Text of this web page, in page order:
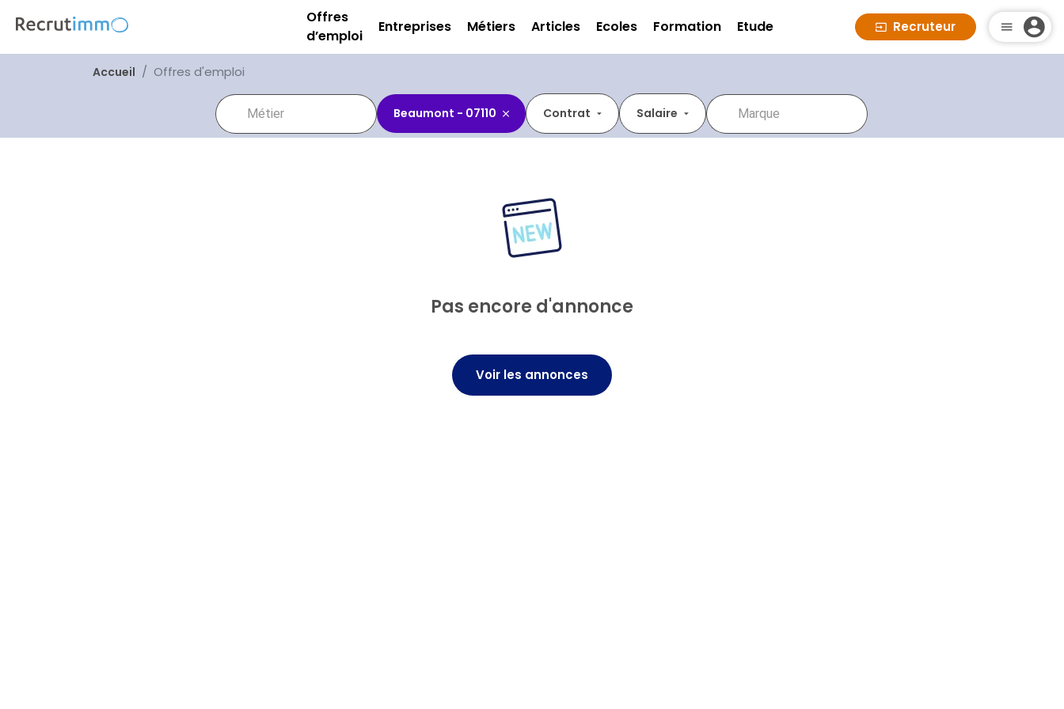
Offres
d’emploi
Entreprises Métiers Articles Ecoles Formation Etude Recruteur
Accueil Offres d'emploi
Beaumont - 07110 Contrat Salaire
Pas encore d'annonce
Voir les annonces